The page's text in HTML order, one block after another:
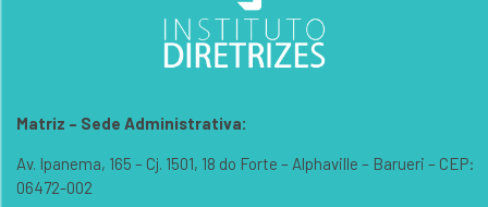
Matriz – Sede Administrativa:
Av. Ipanema, 165 – Cj. 1501, 18 do Forte – Alphaville – Barueri – CEP:
06472-002